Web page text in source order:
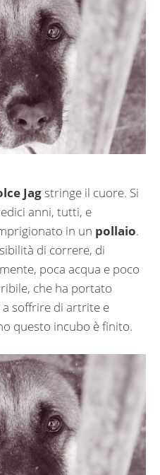
Jagstringe il cuore. Si
anni, tutti, e
in un pollaio.
di correre, di
poca acqua e poco
che ha portato
a soffrire di artrite e
questo incubo è finito.